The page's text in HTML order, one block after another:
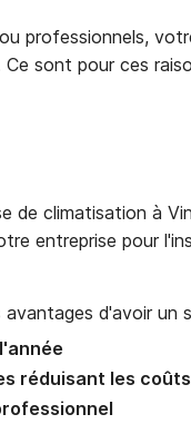
professionnels,
sont pour ces
de climatisation à
entreprise pour
d'avoir un
réduisant les